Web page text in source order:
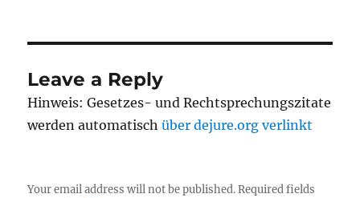
Leave a Reply
Hinweis: Gesetzes- und Rechtsprechungszitate
werden automatischüber dejure.org verlinkt
Your email address will not be published. Required fields